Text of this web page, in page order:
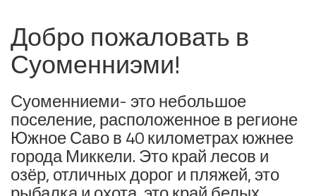
Добро пожаловать в
Суоменниэми!
Суоменниеми- это небольшое
поселение, расположенное в регионе
Южное Саво в 40 километрах южнее
города Миккели. Это край лесов и
озёр, отличных дорог и пляжей, это